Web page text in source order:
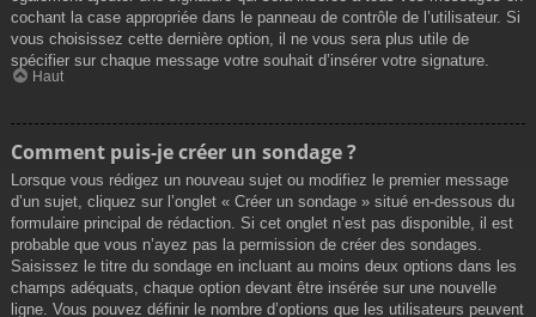
cochant la case appropriée dans le panneau de contrôle de l’utilisateur. Si
vous choisissez cette dernière option, il ne vous sera plus utile de
spécifier sur chaque message votre souhait d’insérer votre signature.
Haut
Comment puis-je créer un sondage ?
Lorsque vous rédigez un nouveau sujet ou modifiez le premier message
d’un sujet, cliquez sur l’onglet « Créer un sondage » situé en-dessous du
formulaire principal de rédaction. Si cet onglet n’est pas disponible, il est
probable que vous n’ayez pas la permission de créer des sondages.
Saisissez le titre du sondage en incluant au moins deux options dans les
champs adéquats, chaque option devant être insérée sur une nouvelle
ligne. Vous pouvez définir le nombre d’options que les utilisateurs peuvent